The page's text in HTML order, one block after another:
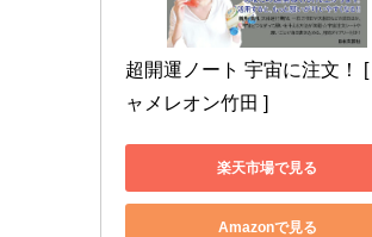
超開運ノート 宇宙に注文！ [
ャメレオン竹田 ]
楽天市場で見る
Amazonで見る